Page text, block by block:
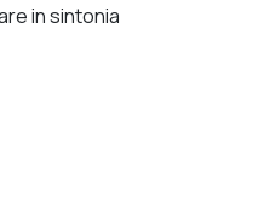
in sintonia